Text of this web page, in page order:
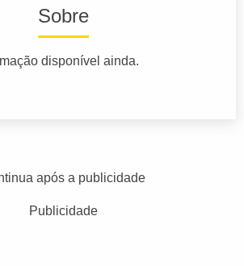
Sobre
disponível ainda.
após a publicidade
Publicidade